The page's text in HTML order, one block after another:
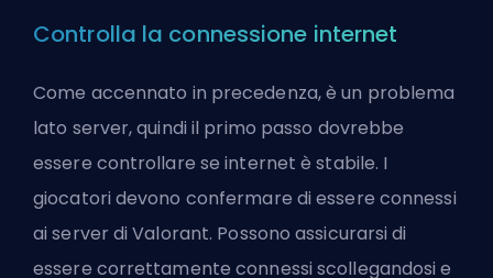
Controlla la connessione internet
Come accennato in precedenza, è un problema
lato server, quindi il primo passo dovrebbe
essere controllare se internet è stabile. I
giocatori devono confermare di essere connessi
ai server di Valorant. Possono assicurarsi di
essere correttamente connessi scollegandosi e